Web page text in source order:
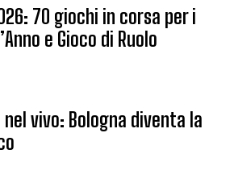
70 giochi in corsa per i
e Gioco di Ruolo
nel vivo: Bologna diventa la